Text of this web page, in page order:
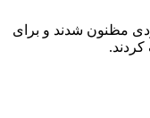
با شیشه‌های دودی مظنون شدند و برای